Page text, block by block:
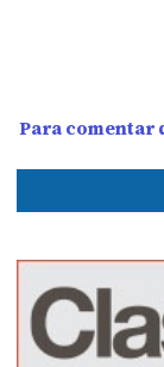
Para comentar